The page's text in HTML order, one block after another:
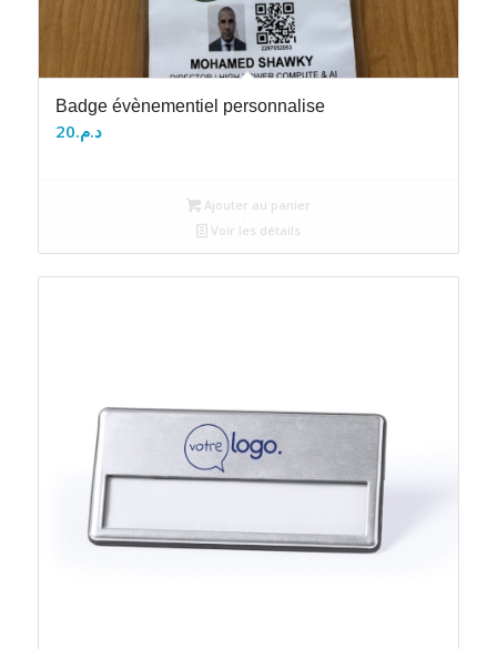
Badge évènementiel personnalise
د.م.20
Ajouter au panier
Voir les détails